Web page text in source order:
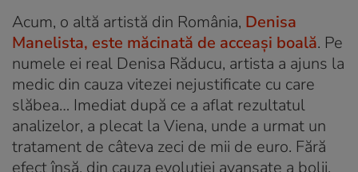
Acum, o altă artistă din România, Denisa
Manelista, este măcinată de acceași boală. Pe
numele ei real Denisa Răducu, artista a ajuns la
medic din cauza vitezei nejustificate cu care
slăbea… Imediat după ce a aflat rezultatul
analizelor, a plecat la Viena, unde a urmat un
tratament de câteva zeci de mii de euro. Fără
efect însă, din cauza evoluției avansate a bolii.